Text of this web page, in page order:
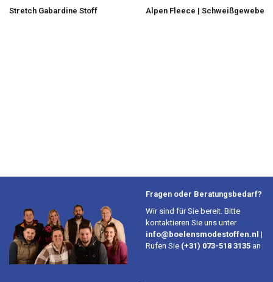
Stretch Gabardine Stoff Alpen Fleece | Schweißgewebe
Fragen oder Beratungsbedarf?
Wir sind für Sie bereit. Bitte
kontaktieren Sie uns unter
info@boelensmodestoffen.nl |
Rufen Sie (+31) 073-518 3135 an